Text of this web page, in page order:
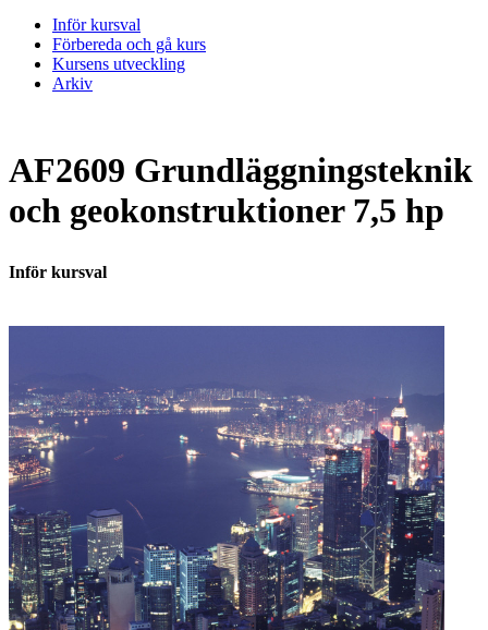
Inför kursval
Förbereda och gå kurs
Kursens utveckling
Arkiv
AF2609 Grundläggningsteknik
och geokonstruktioner 7,5 hp
Inför kursval